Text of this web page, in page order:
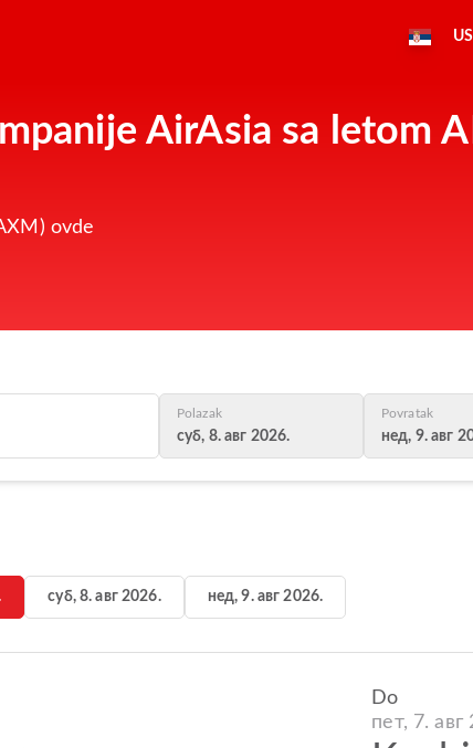
AirAsia sa letom
ovde
Polazak
суб, 8. авг 2026.
Povratak
нед, 9. авг
суб, 8. авг 2026. нед, 9. авг 2026.
Do
пет, 7. авг